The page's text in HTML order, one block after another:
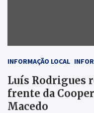
INFORMAÇÃO LOCAL
Luís Rodrigues
frente da
Macedo